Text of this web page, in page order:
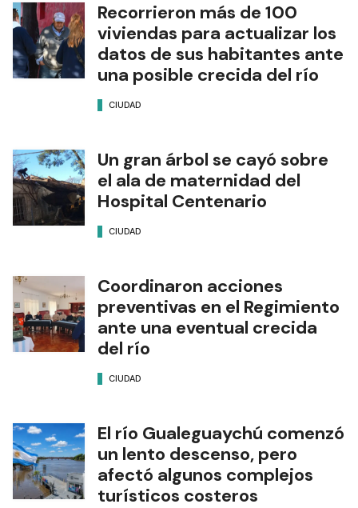
Recorrieron más de 100
viviendas para actualizar los
datos de sus habitantes ante
una posible crecida del río
CIUDAD
Un gran árbol se cayó sobre
el ala de maternidad del
Hospital Centenario
CIUDAD
Coordinaron acciones
preventivas en el Regimiento
ante una eventual crecida
del río
CIUDAD
El río Gualeguaychú comenzó
un lento descenso, pero
afectó algunos complejos
turísticos costeros